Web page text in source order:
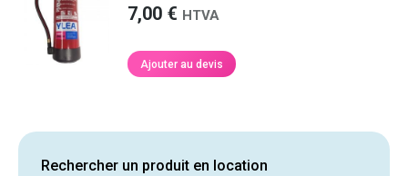
7,00 € HTVA
Ajouter au devis
Rechercher un produit en location